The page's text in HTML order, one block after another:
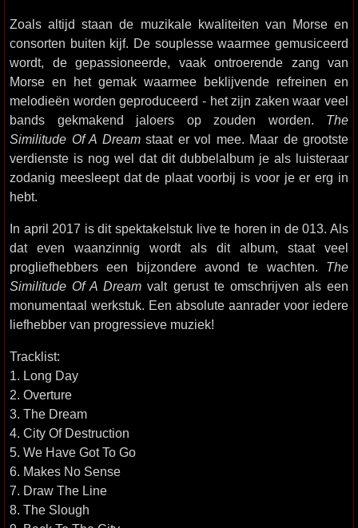
Zoals altijd staan de muzikale kwaliteiten van Morse en
consorten buiten kijf. De souplesse waarmee gemusiceerd
wordt, de gepassioneerde, vaak ontroerende zang van
Morse en het gemak waarmee beklijvende refreinen en
melodieën worden geproduceerd - het zijn zaken waar veel
bands gekmakend jaloers op zouden worden. The
Similitude Of A Dreamstaat er vol mee. Maar de grootste
verdienste is nog wel dat dit dubbelalbum je als luisteraar
zodanig meesleept dat de plaat voorbij is voor je er erg in
hebt.
In april 2017 is dit spektakelstuk live te horen in de 013. Als
dat even waanzinnig wordt als dit album, staat veel
progliefhebbers een bijzondere avond te wachten. The
Similitude Of A Dream valt gerust te omschrijven als een
monumentaal werkstuk. Een absolute aanrader voor iedere
liefhebber van progressieve muziek!
Tracklist:
1. Long Day
2. Overture
3. The Dream
4. City Of Destruction
5. We Have Got To Go
6. Makes No Sense
7. Draw The Line
8. The Slough